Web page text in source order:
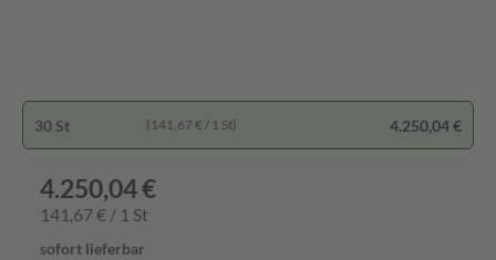
30 St (141,67 € / 1 St) 4.250,04 €
4.250,04 €
141,67 € / 1 St
sofort lieferbar